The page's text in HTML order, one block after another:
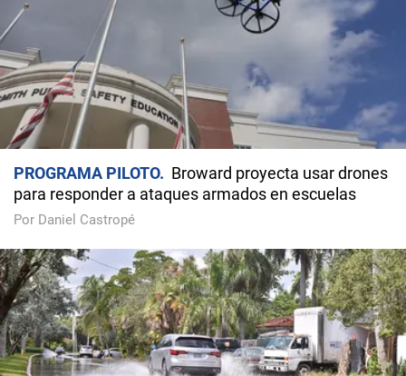
PROGRAMA PILOTO
Broward proyecta usar drones
para responder a ataques armados en escuelas
Por Daniel Castropé